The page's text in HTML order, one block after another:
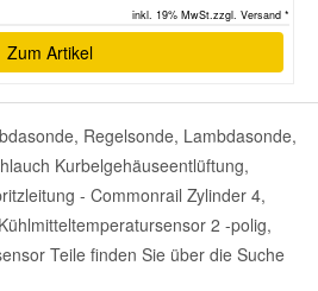
inkl. 19% MwSt.zzgl. Versand *
Zum Artikel
Regelsonde, Lambdasonde,
Kurbelgehäuseentlüftung,
- Commonrail Zylinder 4,
2 -polig,
Teile finden Sie über die Suche